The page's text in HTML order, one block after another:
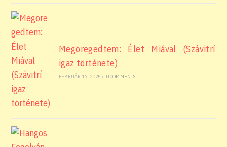
Megöregedtem: Élet Miával (Szávitrí
igaz története)
FEBRUÁR 17, 2025 / 0 COMMENTS